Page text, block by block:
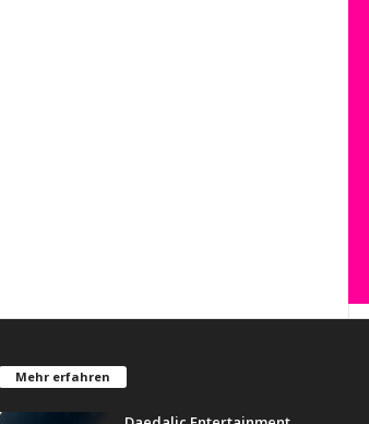
Mehr erfahren